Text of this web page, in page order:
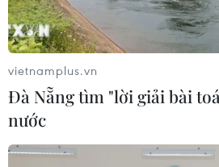
từ thế mạnh sẵn có lên nấc
trị cao
Đắk Lắk phát động chiến dịch
ngày đêm” chuẩn hóa dữ liệu sầu
riêng
vietnamplus.vn
Đà Nẵng tìm "lời giải bài
nước